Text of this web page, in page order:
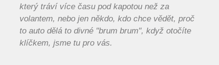
který tráví více času pod kapotou než za
volantem, nebo jen někdo, kdo chce vědět, proč
to auto dělá to divné "brum brum", když otočíte
klíčkem, jsme tu pro vás.